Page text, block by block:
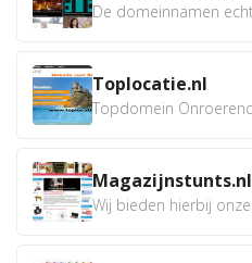
Toplocatie.nl
Magazijnstunts.nl